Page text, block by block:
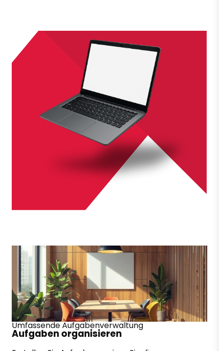
Umfassende Aufgabenverwaltung
Aufgaben organisieren